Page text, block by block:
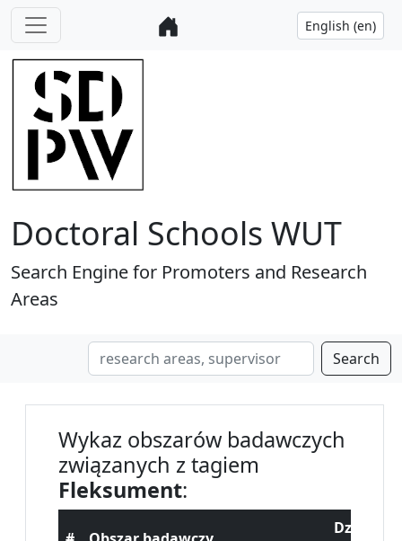
Doctoral Schools WUT
Search Engine for Promoters and Research
Areas
Search
Wykaz obszarów badawczych
związanych z tagiem
Fleksument: